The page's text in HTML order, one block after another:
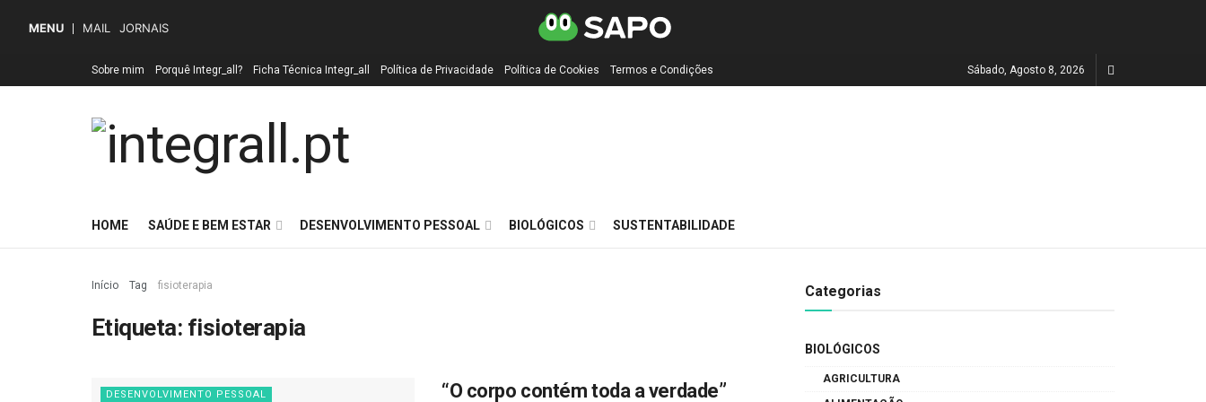
MENU MAIL JORNAIS
Sobre mim Porquê Integr_all? Ficha Técnica Integr_all Política de Privacidade Política de Cookies Termos e Condições Sábado, Agosto 8, 2026
HOME SAÚDE E BEM ESTAR DESENVOLVIMENTO PESSOAL BIOLÓGICOS SUSTENTABILIDADE
Início Tag fisioterapia
Etiqueta: fisioterapia
DESENVOLVIMENTO PESSOAL “O corpo contém toda a verdade”
Categorias
BIOLÓGICOS
AGRICULTURA